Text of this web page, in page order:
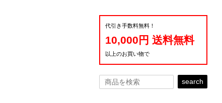
代引き手数料無料！
10,000円 送料無料
以上のお買い物で
search